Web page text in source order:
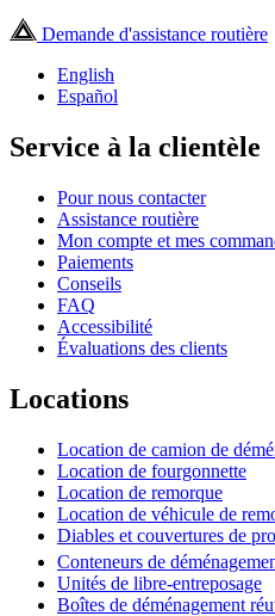
Demande d'assistance routière
English
Español
Service à la clientèle
Pour nous contacter
Assistance routière
Mon compte et mes
Paiements
Conseils
FAQ
Accessibilité
Évaluations des clients
Locations
Location de camion de
Location de fourgonnette
Location de remorque
Location de véhicule de
Diables et couvertures de
Conteneurs de
Unités de libre-entreposage
Boîtes de déménagement